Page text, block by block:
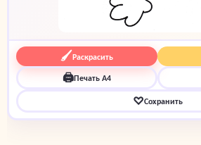
🖌Раскрасить
🖨Печать A4
♡Сохранить